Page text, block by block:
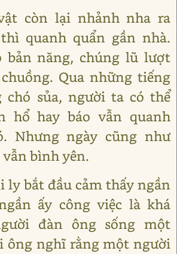
còn lại nhảnh nha ra
quanh quẩn gần nhà.
bản năng, chúng lũ lượt
Qua những tiếng
chó sủa, người ta có thể
hổ hay báo vẫn quanh
Nhưng ngày cũng như
bình yên.
ly bắt đầu cảm thấy ngần
ấy công việc là khá
đàn ông sống một
ông nghĩ rằng một người